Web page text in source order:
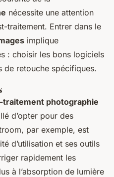
nécessite une attention
traitement. Entrer dans le
implique
: choisir les bons logiciels
de retouche spécifiques.
traitement photographie
d’opter pour des
par exemple, est
d’utilisation et ses outils
rapidement les
à l’absorption de lumière